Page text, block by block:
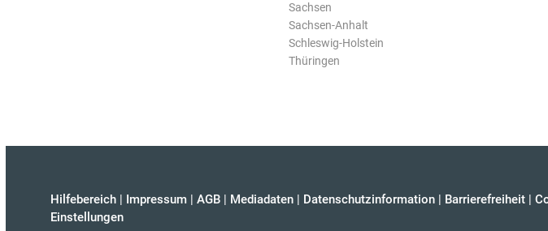
Sachsen
Sachsen-Anhalt
Schleswig-Holstein
Thüringen
Hilfebereich | Impressum | AGB | Mediadaten | Datenschutzinformation | Barrierefreiheit |
Einstellungen